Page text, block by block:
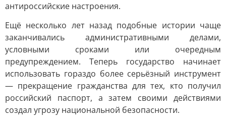
антироссийские настроения.
Ещё несколько лет назад подобные истории чаще
заканчивались административными делами,
условными сроками или очередным
предупреждением. Теперь государство начинает
использовать гораздо более серьёзный инструмент
— прекращение гражданства для тех, кто получил
российский паспорт, а затем своими действиями
создал угрозу национальной безопасности.